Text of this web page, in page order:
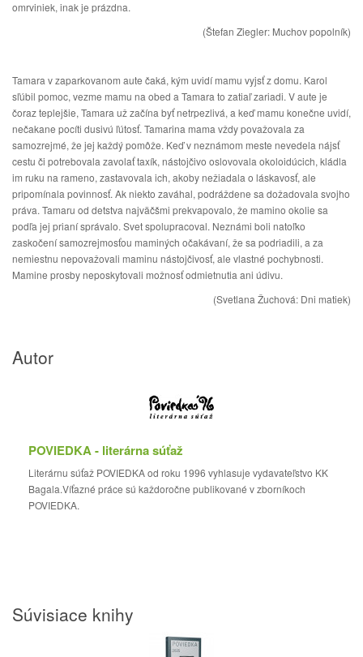
omrviniek, inak je prázdna.
(Štefan Ziegler: Muchov popolník)
Tamara v zaparkovanom aute čaká, kým uvidí mamu vyjsť z domu. Karol
sľúbil pomoc, vezme mamu na obed a Tamara to zatiaľ zariadi. V aute je
čoraz teplejšie, Tamara už začína byť netrpezlivá, a keď mamu konečne uvidí,
nečakane pocíti dusivú ľútosť. Tamarina mama vždy považovala za
samozrejmé, že jej každý pomôže. Keď v neznámom meste nevedela nájsť
cestu či potrebovala zavolať taxík, nástojčivo oslovovala okoloidúcich, kládla
im ruku na rameno, zastavovala ich, akoby nežiadala o láskavosť, ale
pripomínala povinnosť. Ak niekto zaváhal, podráždene sa dožadovala svojho
práva. Tamaru od detstva najväčšmi prekvapovalo, že mamino okolie sa
podľa jej prianí správalo. Svet spolupracoval. Neznámi boli natoľko
zaskočení samozrejmosťou maminých očakávaní, že sa podriadili, a za
nemiestnu nepovažovali maminu nástojčivosť, ale vlastné pochybnosti.
Mamine prosby neposkytovali možnosť odmietnutia ani údivu.
(Svetlana Žuchová: Dni matiek)
Autor
POVIEDKA - literárna súťaž
Literárnu súťaž POVIEDKA od roku 1996 vyhlasuje vydavateľstvo KK
Bagala.Víťazné práce sú každoročne publikované v zborníkoch
POVIEDKA.
Súvisiace knihy